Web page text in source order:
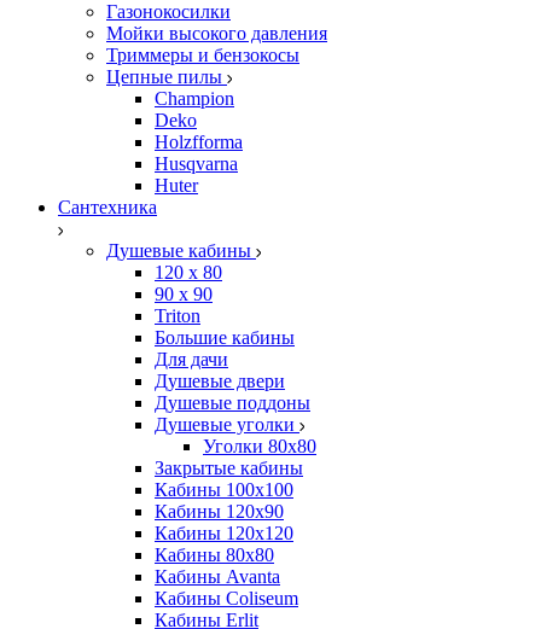
Газонокосилки
Мойки высокого давления
Триммеры и бензокосы
Цепные пилы
Champion
Deko
Holzfforma
Husqvarna
Huter
Сантехника
Душевые кабины
120 x 80
90 х 90
Triton
Большие кабины
Для дачи
Душевые двери
Душевые поддоны
Душевые уголки
Уголки 80х80
Закрытые кабины
Кабины 100x100
Кабины 120x90
Кабины 120х120
Кабины 80х80
Кабины Avanta
Кабины Coliseum
Кабины Erlit